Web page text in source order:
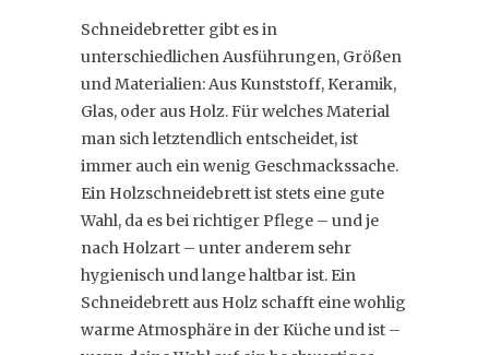
Schneidebretter gibt es in
unterschiedlichen Ausführungen, Größen
und Materialien: Aus Kunststoff, Keramik,
Glas, oder aus Holz. Für welches Material
man sich letztendlich entscheidet, ist
immer auch ein wenig Geschmackssache.
Ein Holzschneidebrett ist stets eine gute
Wahl, da es bei richtiger Pflege – und je
nach Holzart – unter anderem sehr
hygienisch und lange haltbar ist. Ein
Schneidebrett aus Holz schafft eine wohlig
warme Atmosphäre in der Küche und ist –